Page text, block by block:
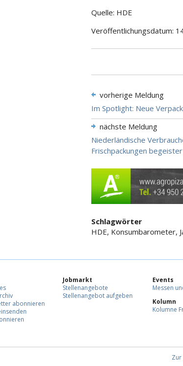
Quelle: HDE
Veröffentlichungsdatum:
vorherige Meldung
Im Spotlight: Neue
nächste Meldung
Niederländische
Frischpackungen
Schlagwörter
HDE, Konsumbarometer,
abonnieren
Jobmarkt
Stellenangebote
Stellenangebot aufgeben
Events
Messen
Kolumn
Kolumne